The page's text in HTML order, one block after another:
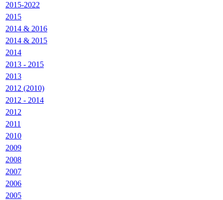
2015-2022
2015
2014 & 2016
2014 & 2015
2014
2013 - 2015
2013
2012 (2010)
2012 - 2014
2012
2011
2010
2009
2008
2007
2006
2005